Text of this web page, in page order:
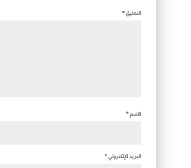
التعليق*
الاسم*
البريد الإلكتروني*